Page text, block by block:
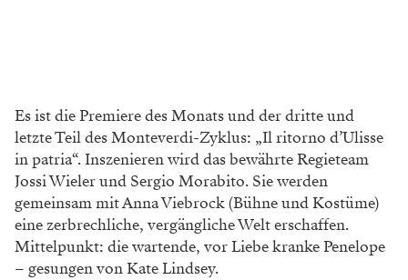
Es ist die Premiere des Monats und der dritte und
letzte Teil des Monteverdi-Zyklus: „Il ritorno d’Ulisse
in patria“. Inszenieren wird das bewährte Regieteam
Jossi Wieler und Sergio Morabito. Sie werden
gemeinsam mit Anna Viebrock (Bühne und Kostüme)
eine zerbrechliche, vergängliche Welt erschaffen.
Mittelpunkt: die wartende, vor Liebe kranke Penelope
– gesungen von Kate Lindsey.